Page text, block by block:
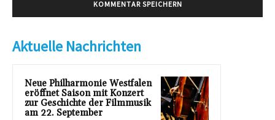
Aktuelle Nachrichten
Neue Philharmonie Westfalen
eröffnet Saison mit Konzert
zur Geschichte der Filmmusik
am 22. September